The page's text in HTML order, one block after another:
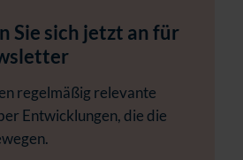
Sie sich jetzt an für
regelmäßig relevante
Entwicklungen, die die